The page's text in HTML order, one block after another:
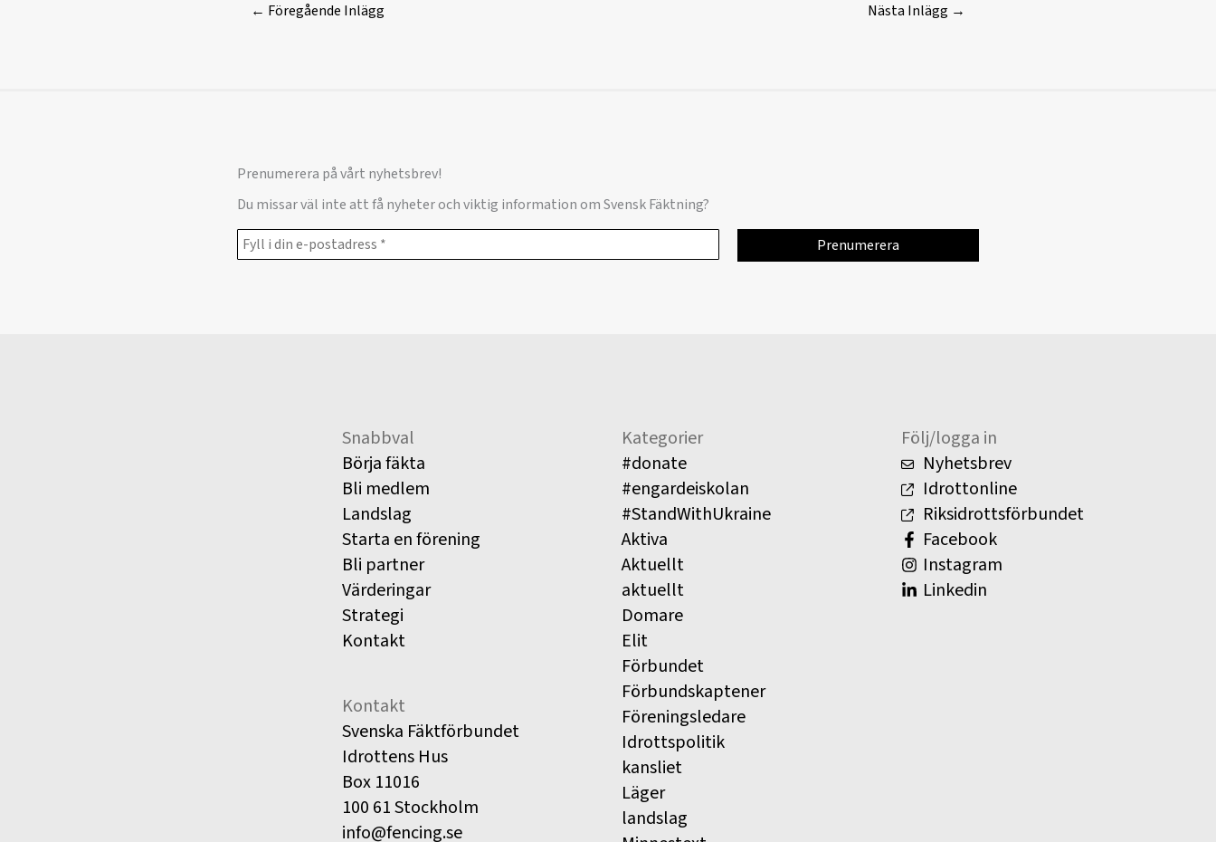
← Föregående Inlägg Nästa Inlägg →
Prenumerera på vårt nyhetsbrev!
Du missar väl inte att få nyheter och viktig information om Svensk Fäktning?
Snabbval
Börja fäkta
Bli medlem
Landslag
Starta en förening
Bli partner
Värderingar
Strategi
Kontakt
Kontakt
Svenska Fäktförbundet
Idrottens Hus
Box 11016
100 61 Stockholm
info@fencing.se
Kategorier
#donate
#engardeiskolan
#StandWithUkraine
Aktiva
Aktuellt
aktuellt
Domare
Elit
Förbundet
Förbundskaptener
Föreningsledare
Idrottspolitik
kansliet
Läger
landslag
Följ/logga in
Nyhetsbrev
Idrottonline
Riksidrottsförbundet
Facebook
Instagram
Linkedin